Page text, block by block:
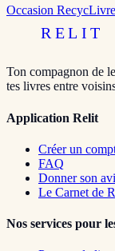
Occasion RecycLivre
RELIT
Ton compagnon de
tes livres entre
Application Relit
Créer un
FAQ
Donner son
Le Carnet de
Nos services pour